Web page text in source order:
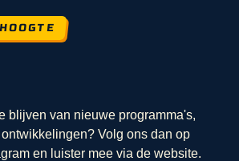
blijven van nieuwe programma's,
Volg ons dan op
en luister mee via de website.